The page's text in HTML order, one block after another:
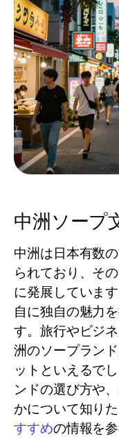
中洲ソープ
中洲は日本有数
られており、そ
に発展していま
自に独自の魅力
す。旅行やビジ
洲のソープラン
ットといえるで
ンドの選び方や
かについて知り
すすめの情報を